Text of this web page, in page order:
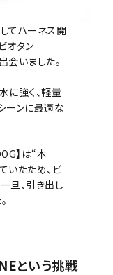
てハーネス開
オタン
会いました。
に強く、軽量
ーンに最適な
】は“本
いたため、ビ
旦、引き出し
という挑戦